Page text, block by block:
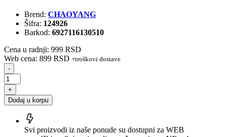
Brend: CHAOYANG
Šifra: 124926
Barkod: 6927116130510
Cena u radnji: 999 RSD
Web cena: 899 RSD +troškovi dostave
-
+
Dodaj u korpu
Svi proizvodi iz naše ponude su dostupni za WEB